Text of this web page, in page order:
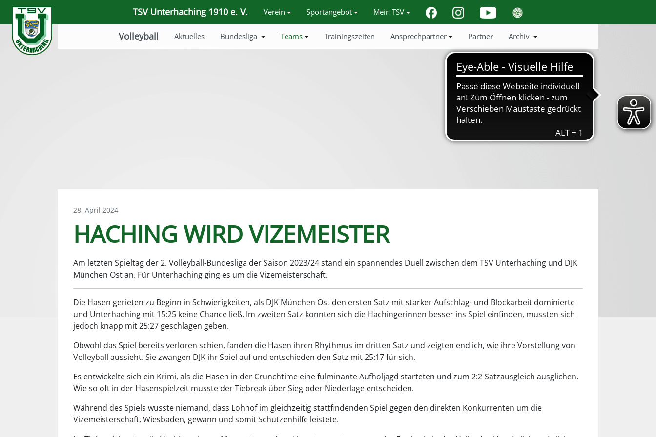
TSV Unterhaching 1910 e. V. Verein Sportangebot Mein TSV
Volleyball Aktuelles Bundesliga Teams Trainingszeiten Ansprechpartner Partner Archiv
28. April 2024
HACHING WIRD VIZEMEISTER
Am letzten Spieltag der 2. Volleyball-Bundesliga der Saison 2023/24 stand ein spannendes Duell zwischen dem TSV Unterhaching und DJK
München Ost an. Für Unterhaching ging es um die Vizemeisterschaft.
Die Hasen gerieten zu Beginn in Schwierigkeiten, als DJK München Ost den ersten Satz mit starker Aufschlag- und Blockarbeit dominierte
und Unterhaching mit 15:25 keine Chance ließ. Im zweiten Satz konnten sich die Hachingerinnen besser ins Spiel einfinden, mussten sich
jedoch knapp mit 25:27 geschlagen geben.
Obwohl das Spiel bereits verloren schien, fanden die Hasen ihren Rhythmus im dritten Satz und zeigten endlich, wie ihre Vorstellung von
Volleyball aussieht. Sie zwangen DJK ihr Spiel auf und entschieden den Satz mit 25:17 für sich.
Es entwickelte sich ein Krimi, als die Hasen in der Crunchtime eine fulminante Aufholjagd starteten und zum 2:2-Satzausgleich ausglichen.
Wie so oft in der Hasenspielzeit musste der Tiebreak über Sieg oder Niederlage entscheiden.
Während des Spiels wusste niemand, dass Lohhof im gleichzeitig stattfindenden Spiel gegen den direkten Konkurrenten um die
Vizemeisterschaft, Wiesbaden, gewann und somit Schützenhilfe leistete.